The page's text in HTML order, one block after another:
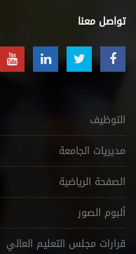
تواصل معنا
التوظيف
مديريات الجامعة
الصفحة الرياضية
ألبوم الصور
قرارات مجلس التعليم العالي